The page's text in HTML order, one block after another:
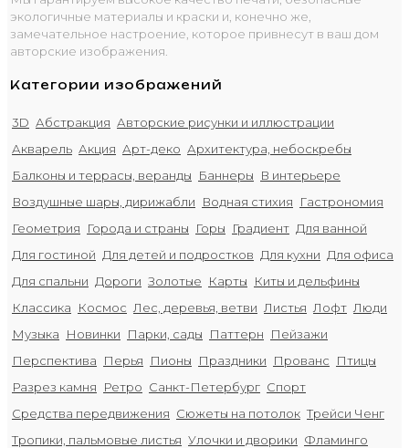
экологичные материалы и краски и, конечно же,
замечательное настроение, которое привнесут в ваш дом
авторские изображения.
Категории изображений
3D Абстракция Авторские рисунки и иллюстрации
Акварель Акция Арт-деко Архитектура, небоскребы
Балконы и террасы, веранды
Баннеры
В интерьере
Воздушные шары, дирижабли
Водная стихия
Гастрономия
Геометрия
Города и страны Горы Градиент Для ванной
Для гостиной Для детей и подростков Для кухни Для офиса
Для спальни Дороги Золотые Карты
Киты и дельфины
Классика
Космос Лес, деревья, ветви Листья Лофт Люди
Музыка
Новинки Парки, сады Паттерн
Пейзажи
Перспектива
Перья Пионы Праздники Прованс
Птицы
Разрез камня
Ретро Санкт-Петербург Спорт
Средства передвижения Сюжеты на потолок Трейси Ченг
Тропики, пальмовые листья Улочки и дворики Фламинго